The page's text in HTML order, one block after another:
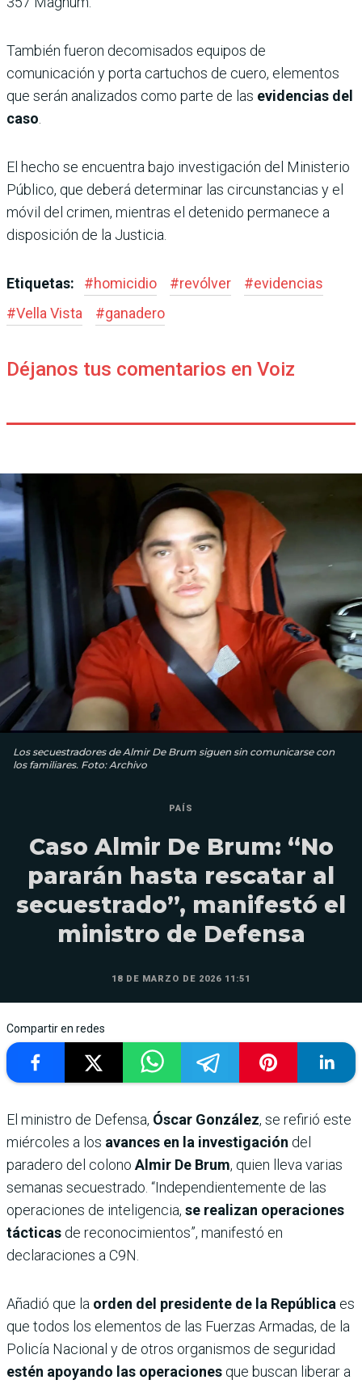
También fueron decomisados equipos de
comunicación y porta cartuchos de cuero, elementos
que serán analizados como parte de las evidencias del
caso
El hecho se encuentra bajo investigación del Ministerio
Público, que deberá determinar las circunstancias y el
móvil del crimen, mientras el detenido permanece a
disposición de la Justicia.
Etiquetas: #homicidio #revólver #evidencias
#Vella Vista #ganadero
Déjanos tus comentarios en Voiz
Los secuestradores de Almir De Brum siguen sin comunicarse con
los familiares. Foto: Archivo
PAÍS
Caso Almir De Brum: “No
pararán hasta rescatar al
secuestrado”, manifestó el
ministro de Defensa
18 DE MARZO DE 2026 11:51
Compartir en redes
El ministro de Defensa, Óscar González, se refirió este
miércoles a los avances en la investigación del
paradero del colono Almir De Brum, quien lleva varias
semanas secuestrado. “Independientemente de las
operaciones de inteligencia, se realizan operaciones
tácticas de reconocimientos”, manifestó en
declaraciones a C9N.
Añadió que la orden del presidente de la República es
que todos los elementos de las Fuerzas Armadas, de la
Policía Nacional y de otros organismos de seguridad
estén apoyando las operaciones que buscan liberar a